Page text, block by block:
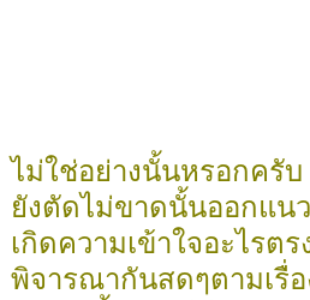
ไม่ใช่อย่างนั้นหรอกครั
ยังตัดไม่ขาดนั้นออกแน
เกิดความเข้าใจอะไรต
พิจารณากันสดๆตามเรื่